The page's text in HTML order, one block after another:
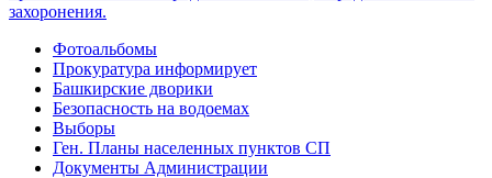
Фотоальбомы
Прокуратура информирует
Башкирские дворики
Безопасность на водоемах
Выборы
Ген. Планы населенных пунктов СП
Документы Администрации